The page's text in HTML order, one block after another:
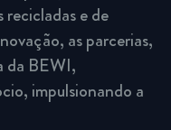
e de
as parcerias,
da BEWI,
impulsionando a